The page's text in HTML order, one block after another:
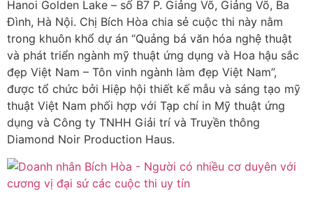
Hanoi Golden Lake – số B7 P. Giảng Võ, Giảng Võ, Ba
Đình, Hà Nội. Chị Bích Hòa chia sẻ cuộc thi này nằm
trong khuôn khổ dự án “Quảng bá văn hóa nghệ thuật
và phát triển ngành mỹ thuật ứng dụng và Hoa hậu sắc
đẹp Việt Nam – Tôn vinh ngành làm đẹp Việt Nam”,
được tổ chức bởi Hiệp hội thiết kế mẫu và sáng tạo mỹ
thuật Việt Nam phối hợp với Tạp chí in Mỹ thuật ứng
dụng và Công ty TNHH Giải trí và Truyền thông
Diamond Noir Production Haus.